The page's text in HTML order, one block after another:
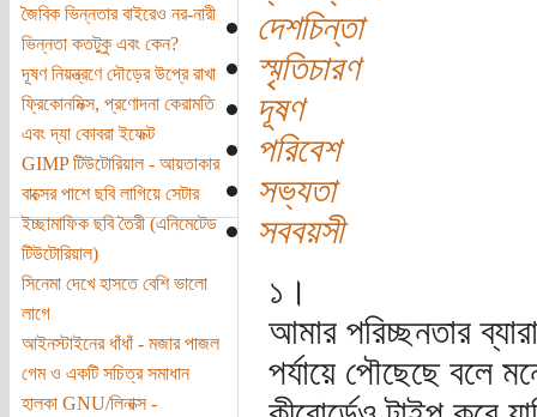
জৈবিক ভিন্নতার বাইরেও নর-নারী
ভিন্নতা কতটুকু এবং কেন?
দূষণ নিয়ন্ত্রণে দৌড়ের উপ্রে রাখা
ফ্রিকোনমিক্স, প্রণোদনা কেরামতি
এবং দ্যা কোবরা ইফেক্ট
GIMP টিউটোরিয়াল - আয়তাকার
বাক্সের পাশে ছবি লাগিয়ে সেটার
ইচ্ছামাফিক ছবি তৈরী (এনিমেটেড
টিউটোরিয়াল)
সিনেমা দেখে হাসতে বেশি ভালো
লাগে
আইনস্টাইনের ধাঁধাঁ - মজার পাজল
গেম ও একটি সচিত্র সমাধান
হালকা GNU/লিনাক্স -
দেশচিন্তা
স্মৃতিচারণ
দূষণ
পরিবেশ
সভ্যতা
সববয়সী
১।
আমার পরিচ্ছনতার
পর্যায়ে পৌছেছে বলে